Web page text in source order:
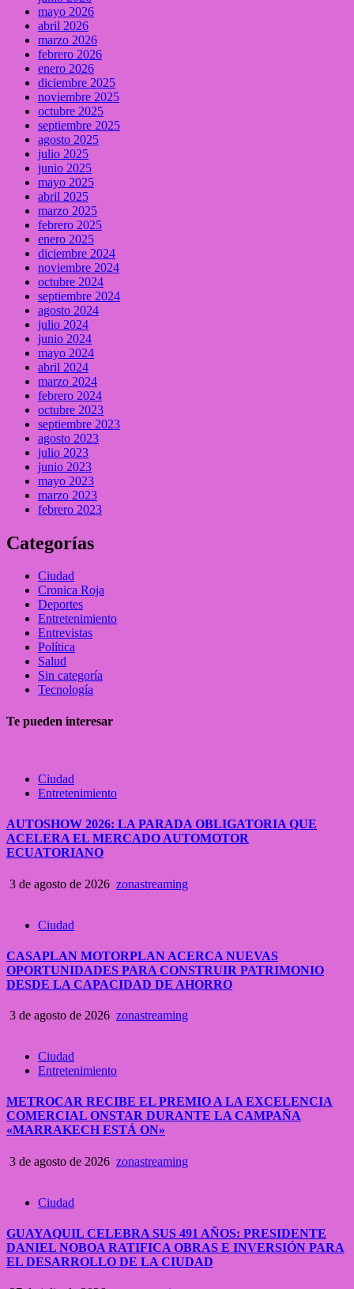
mayo 2026
abril 2026
marzo 2026
febrero 2026
enero 2026
diciembre 2025
noviembre 2025
octubre 2025
septiembre 2025
agosto 2025
julio 2025
junio 2025
mayo 2025
abril 2025
marzo 2025
febrero 2025
enero 2025
diciembre 2024
noviembre 2024
octubre 2024
septiembre 2024
agosto 2024
julio 2024
junio 2024
mayo 2024
abril 2024
marzo 2024
febrero 2024
octubre 2023
septiembre 2023
agosto 2023
julio 2023
junio 2023
mayo 2023
marzo 2023
febrero 2023
Categorías
Ciudad
Cronica Roja
Deportes
Entretenimiento
Entrevistas
Política
Salud
Sin categoría
Tecnología
Te pueden interesar
Ciudad
Entretenimiento
AUTOSHOW 2026: LA PARADA OBLIGATORIA QUE
ACELERA EL MERCADO AUTOMOTOR
ECUATORIANO
3 de agosto de 2026 zonastreaming
Ciudad
CASAPLAN MOTORPLAN ACERCA NUEVAS
OPORTUNIDADES PARA CONSTRUIR PATRIMONIO
DESDE LA CAPACIDAD DE AHORRO
3 de agosto de 2026 zonastreaming
Ciudad
Entretenimiento
METROCAR RECIBE EL PREMIO A LA EXCELENCIA
COMERCIAL ONSTAR DURANTE LA CAMPAÑA
«MARRAKECH ESTÁ ON»
3 de agosto de 2026 zonastreaming
Ciudad
GUAYAQUIL CELEBRA SUS 491 AÑOS: PRESIDENTE
DANIEL NOBOA RATIFICA OBRAS E INVERSIÓN PARA
EL DESARROLLO DE LA CIUDAD